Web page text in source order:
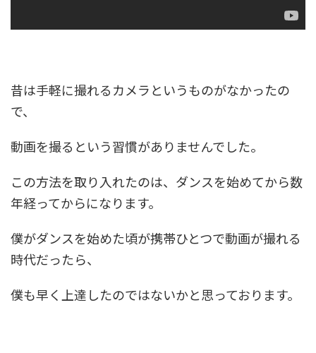
昔は手軽に撮れるカメラというものがなかったの
で、
動画を撮るという習慣がありませんでした。
この方法を取り入れたのは、ダンスを始めてから数
年経ってからになります。
僕がダンスを始めた頃が携帯ひとつで動画が撮れる
時代だったら、
僕も早く上達したのではないかと思っております。